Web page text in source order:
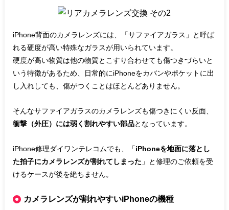
iPhone背面のカメラレンズには、「サファイアガラス」と呼ば
れる硬度が高い特殊なガラスが用いられています。
硬度が高い物質は他の物質とこすり合わせても傷つきづらいと
いう特徴があるため、日常的にiPhoneをカバンやポケットに出
し入れしても、傷がつくことはほとんどありません。
そんなサファイアガラスのカメラレンズも傷つきにくい反面、
衝撃（外圧）には弱く割れやすい部品となっています。
iPhone修理ダイワンテレコムでも、「iPhoneを地面に落とし
た拍子にカメラレンズが割れてしまった 」と修理のご依頼を受
けるケースが後を絶ちません。
カメラレンズが割れやすいiPhoneの機種